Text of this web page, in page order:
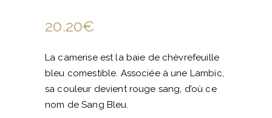
20.20€
La camerise est la baie de chèvrefeuille
bleu comestible. Associée à une Lambic,
sa couleur devient rouge sang, d’où ce
nom de Sang Bleu.